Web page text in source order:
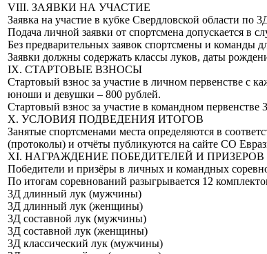
VIII. ЗАЯВКИ НА УЧАСТИЕ
Заявка на участие в кубке Свердловской области
Подача личной заявки от спортсмена допускается в
Без предварительных заявок спортсмены и команды
Заявки должны содержать классы луков, даты
IX. СТАРТОВЫЕ ВЗНОСЫ
Стартовый взнос за участие в личном первенстве с
юноши и девушки – 800 рублей.
Стартовый взнос за участие в командном первенстве
X. УСЛОВИЯ ПОДВЕДЕНИЯ ИТОГОВ
Занятые спортсменами места определяются в
(протоколы) и отчёты публикуются на сайте СО
XI. НАГРАЖДЕНИЕ ПОБЕДИТЕЛЕЙ И ПРИЗЕРОВ
Победители и призёры в личных и командных
По итогам соревнований разыгрывается 12
3Д длинный лук (мужчины)
3Д длинный лук (женщины)
3Д составной лук (мужчины)
3Д составной лук (женщины)
3Д классический лук (мужчины)